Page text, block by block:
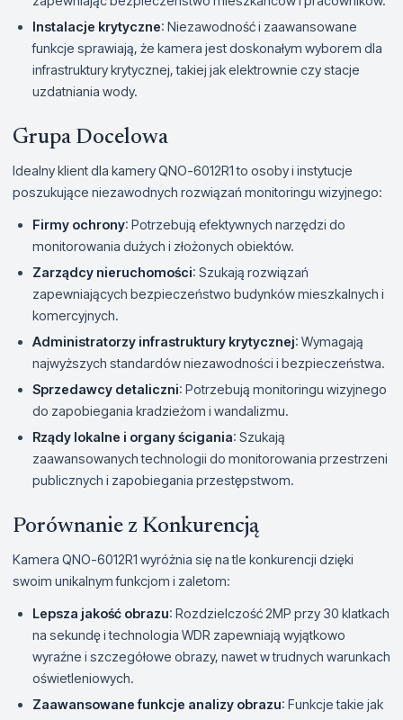
Instalacje krytyczne: Niezawodność i zaawansowane
funkcje sprawiają, że kamera jest doskonałym wyborem dla
infrastruktury krytycznej, takiej jak elektrownie czy stacje
uzdatniania wody.
Grupa Docelowa
Idealny klient dla kamery QNO-6012R1 to osoby i instytucje
poszukujące niezawodnych rozwiązań monitoringu wizyjnego:
Firmy ochrony: Potrzebują efektywnych narzędzi do
monitorowania dużych i złożonych obiektów.
Zarządcy nieruchomości: Szukają rozwiązań
zapewniających bezpieczeństwo budynków mieszkalnych i
komercyjnych.
Administratorzy infrastruktury krytycznej: Wymagają
najwyższych standardów niezawodności i bezpieczeństwa.
Sprzedawcy detaliczni: Potrzebują monitoringu wizyjnego
do zapobiegania kradzieżom i wandalizmu.
Rządy lokalne i organy ścigania: Szukają
zaawansowanych technologii do monitorowania przestrzeni
publicznych i zapobiegania przestępstwom.
Porównanie z Konkurencją
Kamera QNO-6012R1 wyróżnia się na tle konkurencji dzięki
swoim unikalnym funkcjom i zaletom:
Lepsza jakość obrazu: Rozdzielczość 2MP przy 30 klatkach
na sekundę i technologia WDR zapewniają wyjątkowo
wyraźne i szczegółowe obrazy, nawet w trudnych warunkach
oświetleniowych.
Zaawansowane funkcje analizy obrazu: Funkcje takie jak